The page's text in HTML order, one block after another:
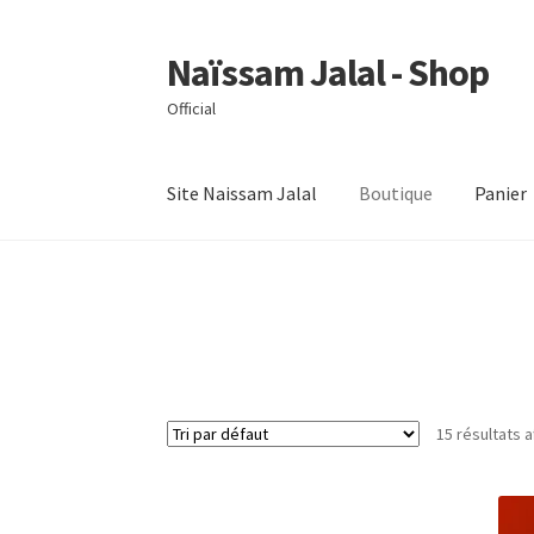
Aller
à
la
Aller
au
contenu
Naïssam Jalal - Shop
Official
Site Naissam Jalal Boutique Panier
15 résultats